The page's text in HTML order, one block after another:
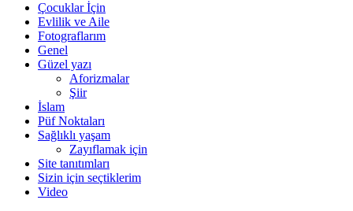
Çocuklar İçin
Evlilik ve Aile
Fotograflarım
Genel
Güzel yazı
Aforizmalar
Şiir
İslam
Püf Noktaları
Sağlıklı yaşam
Zayıflamak için
Site tanıtımları
Sizin için seçtiklerim
Video